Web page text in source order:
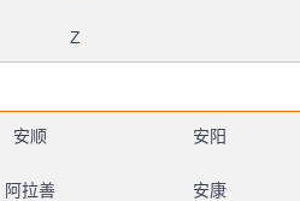
Z
安顺 安阳
阿拉善 安康